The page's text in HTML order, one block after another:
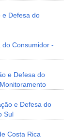
e Defesa do
do Consumidor -
e Defesa do
e Defesa do
Sul
Costa Rica